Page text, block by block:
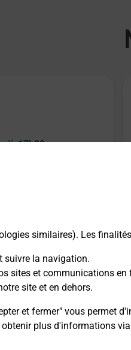
similaires). Les
suivre la navigation.
sites et communications
site et en dehors.
et fermer" vous permet
plus d'informations via
17h30